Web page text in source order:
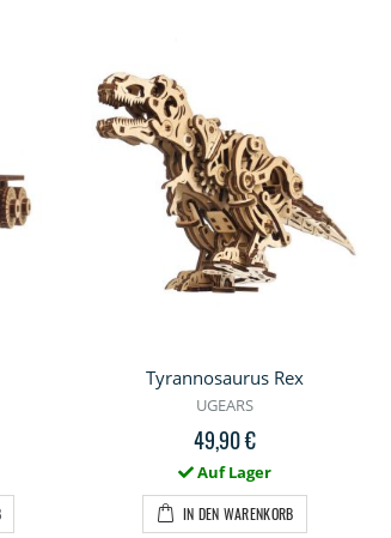
Tyrannosaurus Rex
UGEARS
49,90 €
Auf Lager
IN DEN WARENKORB